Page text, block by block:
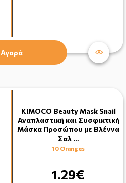
Αγορά
KIMOCO Beauty Mask Snail
Αναπλαστική και Συσφικτική
Μάσκα Προσώπου με Βλέννα
Σαλ …
10 Oranges
1.29€